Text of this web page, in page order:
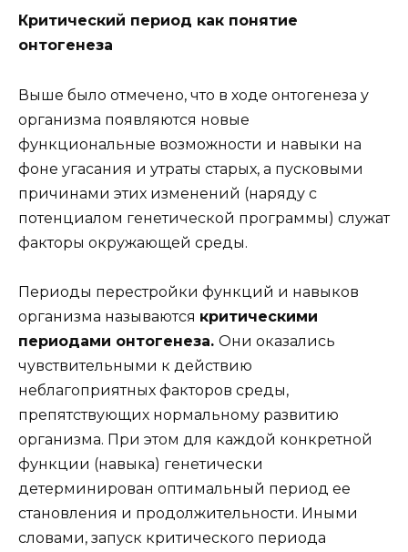
Критический период как понятие
онтогенеза
Выше было отмечено, что в ходе онтогенеза у
организма появляются новые
функциональные возможности и навыки на
фоне угасания и утраты старых, а пусковыми
причинами этих изменений (наряду с
потенциалом генетической программы) служат
факторы окружающей среды.
Периоды перестройки функций и навыков
организма называются критическими
периодами онтогенеза. Они оказались
чувствительными к действию
неблагоприятных факторов среды,
препятствующих нормальному развитию
организма. При этом для каждой конкретной
функции (навыка) генетически
детерминирован оптимальный период ее
становления и продолжительности. Иными
словами, запуск критического периода